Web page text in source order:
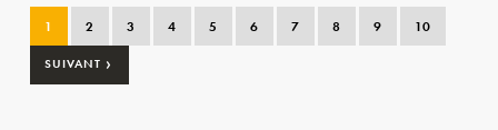
1 2 3 4 5 6 7 8 9 10
SUIVANT ›